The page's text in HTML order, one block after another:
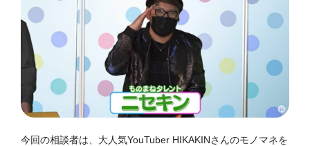
今回の相談者は、大人気YouTuber HIKAKINさんのモノマネを